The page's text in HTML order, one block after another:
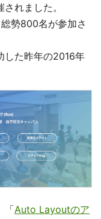
れました。
勢800名が参加さ
した昨年の2016年
「Auto Layoutのア